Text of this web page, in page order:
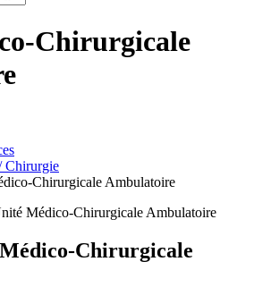
Chirurgicale
Chirurgie
Chirurgicale Ambulatoire
Chirurgicale